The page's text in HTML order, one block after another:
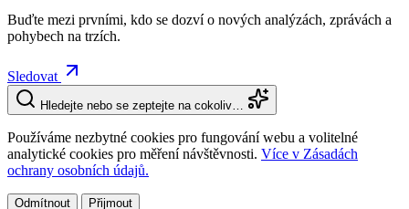
Buďte mezi prvními, kdo se dozví o nových analýzách, zprávách a
pohybech na trzích.
Sledovat
Hledejte nebo se zeptejte na cokoliv…
Používáme nezbytné cookies pro fungování webu a volitelné
analytické cookies pro měření návštěvnosti. Více v Zásadách
ochrany osobních údajů.
Odmítnout Přijmout